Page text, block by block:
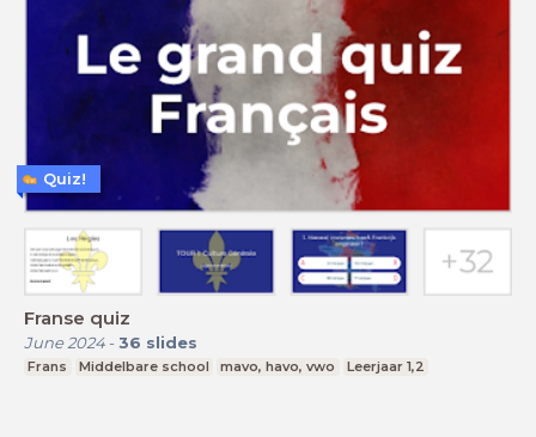
Franse quiz
June 2024- 36 slides
Frans Middelbare school mavo, havo, vwo Leerjaar 1,2
Quiz!